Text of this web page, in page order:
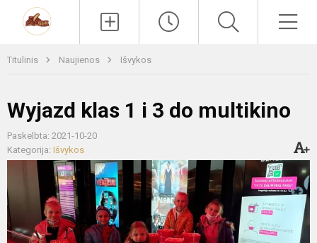
Titulinis Naujienos Išvykos
Wyjazd klas 1 i 3 do multikino
Paskelbta: 2021-10-20
Kategorija: Išvykos